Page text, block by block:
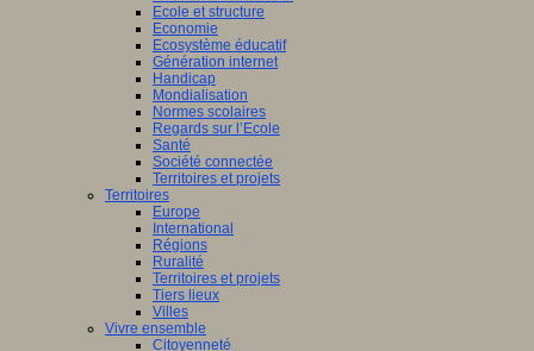
Ecole et structure
Economie
Ecosystème éducatif
Génération internet
Handicap
Mondialisation
Normes scolaires
Regards sur l’Ecole
Santé
Société connectée
Territoires et projets
Territoires
Europe
International
Régions
Ruralité
Territoires et projets
Tiers lieux
Villes
Vivre ensemble
Citoyenneté